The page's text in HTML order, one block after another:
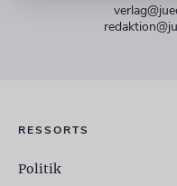
RESSORTS
Politik